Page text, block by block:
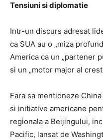
Tensiuni si diplomatie
Intr-un discurs adresat
ca SUA au o „miza
America ca un „partener
si un „motor major al
Fara sa mentioneze
si initiative americane
regionala a Beijingului,
Pacific, lansat de